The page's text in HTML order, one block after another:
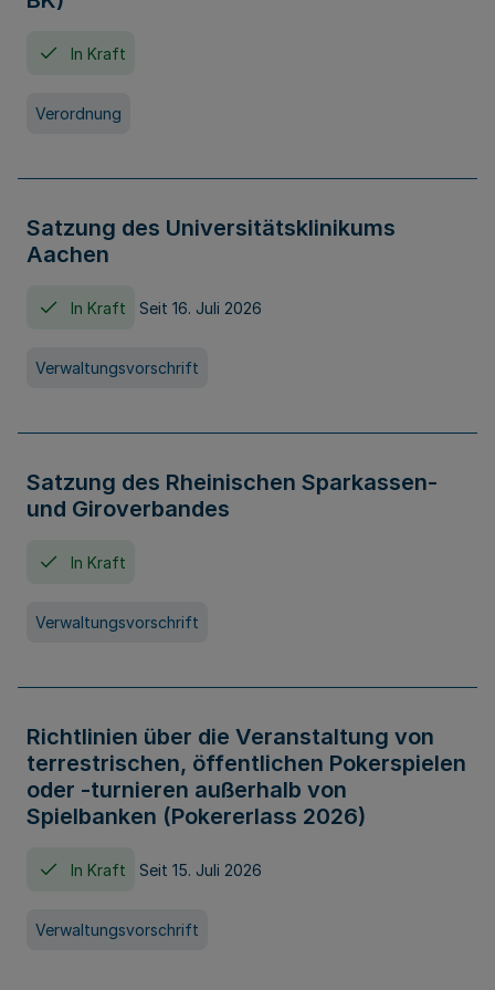
In Kraft
Verordnung
Satzung des Universitätsklinikums
Aachen
In Kraft Seit 16. Juli 2026
Verwaltungsvorschrift
Satzung des Rheinischen Sparkassen-
und Giroverbandes
In Kraft
Verwaltungsvorschrift
Richtlinien über die Veranstaltung von
terrestrischen, öffentlichen Pokerspielen
oder -turnieren außerhalb von
Spielbanken (Pokererlass 2026)
In Kraft Seit 15. Juli 2026
Verwaltungsvorschrift